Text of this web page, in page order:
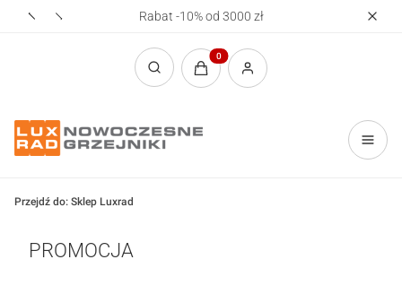
Rabat -10% od 3000 zł
Otwórz wyszukiwarkę
Produkty w koszyku: 0. Zobacz
Przejdź do: Sklep Luxrad
PROMOCJA